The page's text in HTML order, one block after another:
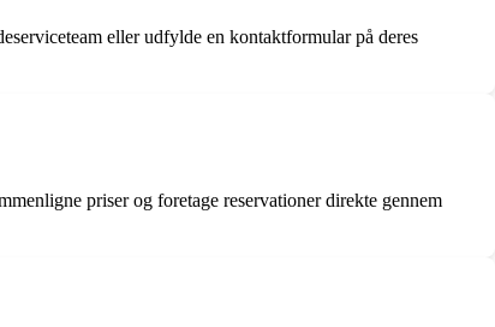
eller udfylde en kontaktformular på deres
priser og foretage reservationer direkte gennem